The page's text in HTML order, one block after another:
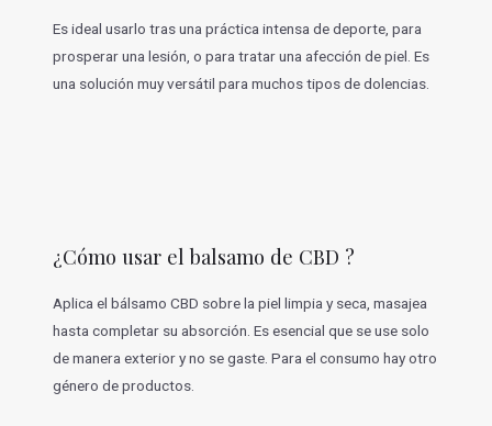
Es ideal usarlo tras una práctica intensa de deporte, para
prosperar una lesión, o para tratar una afección de piel. Es
una solución muy versátil para muchos tipos de dolencias.
¿Cómo usar el balsamo de CBD ?
Aplica el bálsamo CBD sobre la piel limpia y seca, masajea
hasta completar su absorción. Es esencial que se use solo
de manera exterior y no se gaste. Para el consumo hay otro
género de productos.